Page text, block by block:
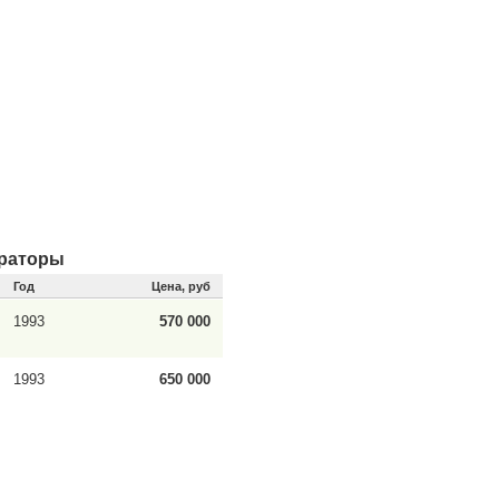
Год Цена, руб
1993 570 000
1993 650 000